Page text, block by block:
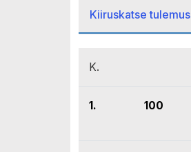
Kiiruskatse tulemus
K.
1. 100